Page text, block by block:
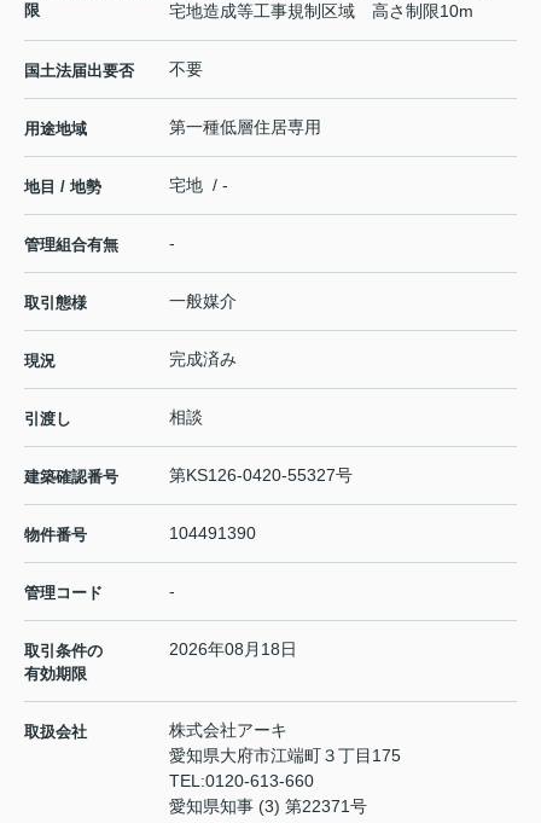
限
宅地造成等工事規制区域 高さ制限10m
国土法届出要否 不要
用途地域 第一種低層住居専用
地目 / 地勢 宅地 / -
管理組合有無 -
取引態様 一般媒介
現況 完成済み
引渡し 相談
建築確認番号 第KS126-0420-55327号
物件番号 104491390
管理コード -
取引条件の
有効期限
2026年08月18日
取扱会社
株式会社アーキ
愛知県大府市江端町３丁目175
TEL:0120-613-660
愛知県知事 (3) 第22371号